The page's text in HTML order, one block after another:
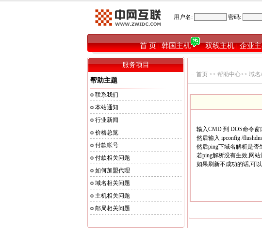
用户名: 密码:
首 页|韩国主机 |双线主机|企业
服务项目
帮助主题
联系我们
本站通知
行业新闻
价格总览
付款帐号
付款相关问题
如何加盟代理
域名相关问题
主机相关问题
邮局相关问题
首页 >> 帮助中心>> 域名
输入CMD 到 DOS命令窗
然后输入 ipconfig /
然后ping下域名解析是否
若ping解析没有生效,网
如果刷新不成功的话,可以